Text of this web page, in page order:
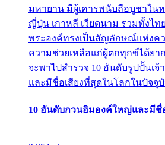
มหายาน มีผู้เคารพนับถือบูชาใน
ญี่ปุ่น เกาหลี เวียดนาม รวมทั้งไท
พระองค์ทรงเป็นสัญลักษณ์แห่งค
ความช่วยเหลือแก่ผู้ตกทุกข์ได้ยา
จะพาไปสำรวจ 10 อันดับรูปปั้นเ
และมีชื่อเสียงที่สุดในโลกในปัจจุ
10 อันดับกวนอิมองค์ใหญ่และมีชื่